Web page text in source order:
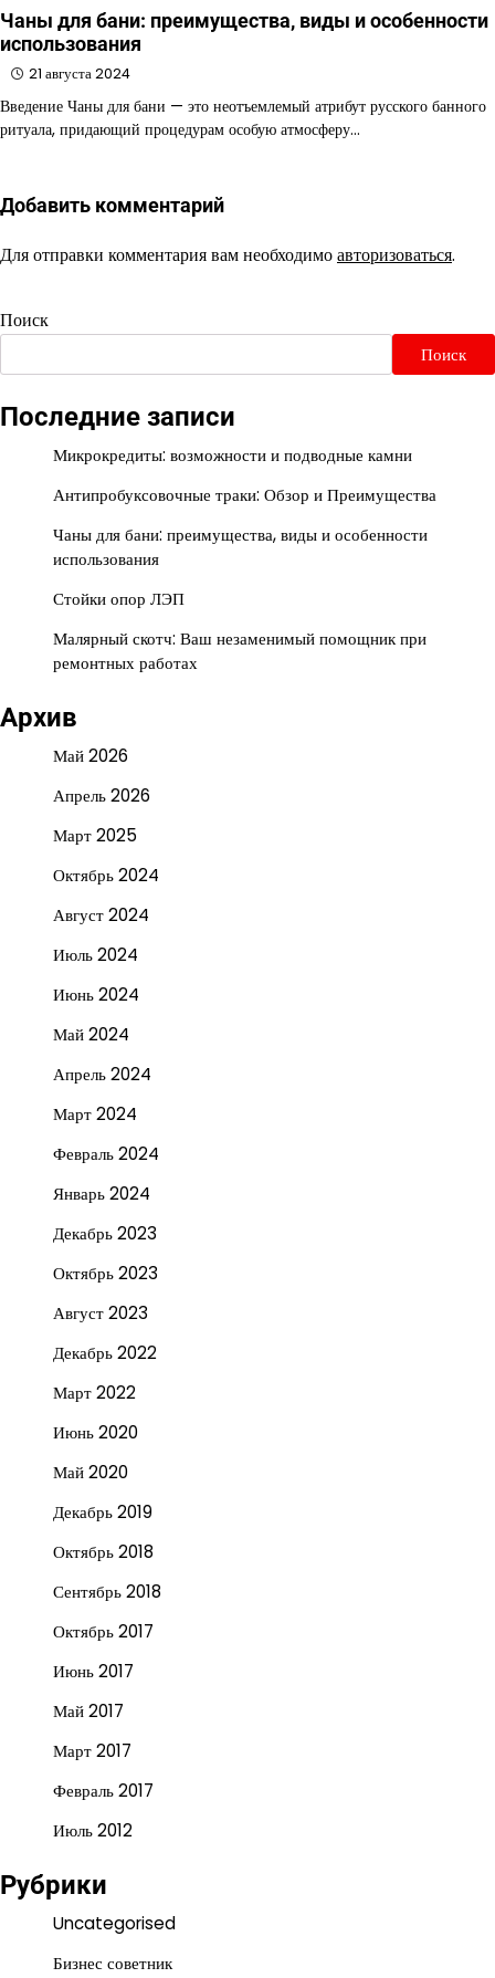
Чаны для бани: преимущества, виды и особенности
использования
21 августа 2024
Введение Чаны для бани — это неотъемлемый атрибут русского банного
ритуала, придающий процедурам особую атмосферу…
Добавить комментарий
Для отправки комментария вам необходимоавторизоваться.
Поиск
Поиск
Последние записи
Микрокредиты: возможности и подводные камни
Антипробуксовочные траки: Обзор и Преимущества
Чаны для бани: преимущества, виды и особенности
использования
Стойки опор ЛЭП
Малярный скотч: Ваш незаменимый помощник при
ремонтных работах
Архив
Май 2026
Апрель 2026
Март 2025
Октябрь 2024
Август 2024
Июль 2024
Июнь 2024
Май 2024
Апрель 2024
Март 2024
Февраль 2024
Январь 2024
Декабрь 2023
Октябрь 2023
Август 2023
Декабрь 2022
Март 2022
Июнь 2020
Май 2020
Декабрь 2019
Октябрь 2018
Сентябрь 2018
Октябрь 2017
Июнь 2017
Май 2017
Март 2017
Февраль 2017
Июль 2012
Рубрики
Uncategorised
Бизнес советник